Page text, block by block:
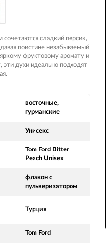
сочетаются сладкий персик,
поистине незабываемый
яркому фруктовому аромату и
духи идеально подходят
восточные,
гурманские
Унисекс
Tom Ford Bitter
Peach Unisex
флакон с
пульверизатором
Турция
Tom Ford